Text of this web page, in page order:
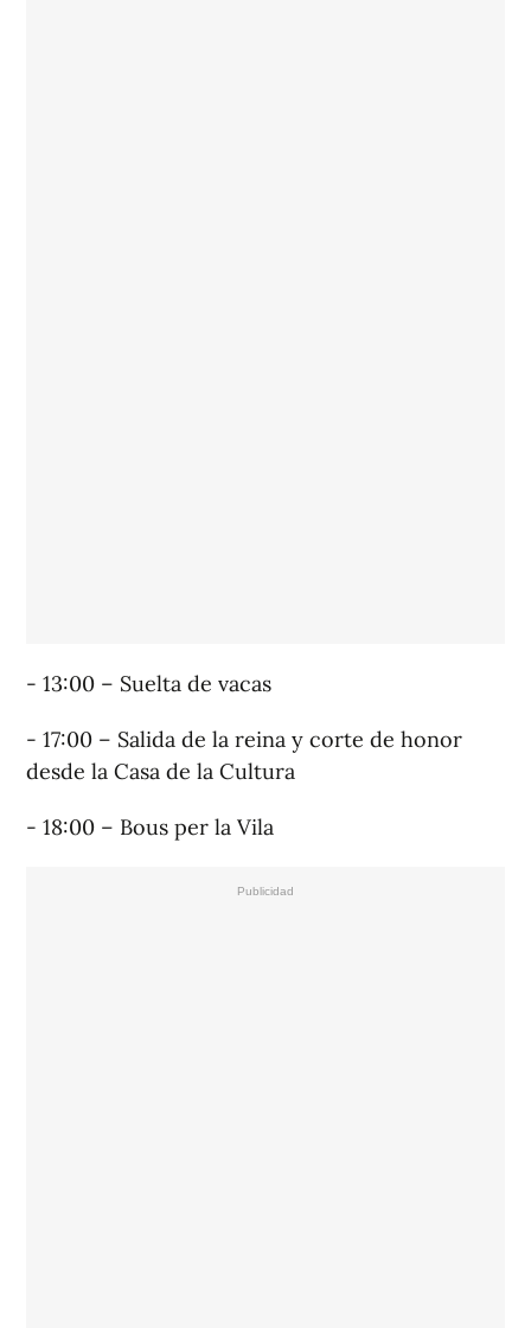
- 13:00 – Suelta de vacas
- 17:00 – Salida de la reina y corte de honor
desde la Casa de la Cultura
- 18:00 – Bous per la Vila